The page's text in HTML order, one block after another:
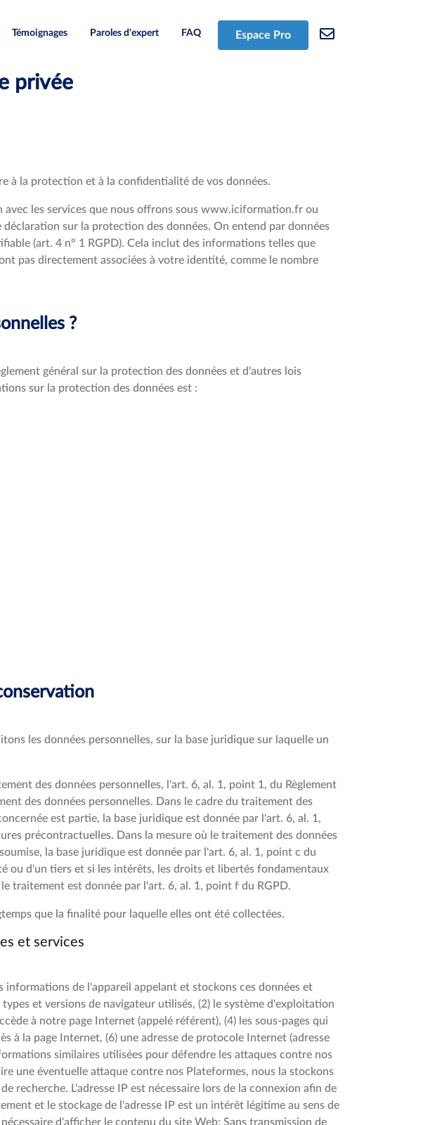
Témoignages Paroles d'expert FAQ Espace Pro
privée
à la protection et à la confidentialité de vos données.
les services que nous offrons sous www.iciformation.fr ou
sur la protection des données. On entend par données
(art. 4 n° 1 RGPD). Cela inclut des informations telles que
pas directement associées à votre identité, comme le nombre
?
général sur la protection des données et d'autres lois
sur la protection des données est :
les données personnelles, sur la base juridique sur laquelle un
des données personnelles, l'art. 6, al. 1, point 1, du Règlement
des données personnelles. Dans le cadre du traitement des
est partie, la base juridique est donnée par l'art. 6, al. 1,
précontractuelles. Dans la mesure où le traitement des données
la base juridique est donnée par l'art. 6, al. 1, point c du
ou d'un tiers et si les intérêts, les droits et libertés fondamentaux
traitement est donnée par l'art. 6, al. 1, point f du RGPD.
que la finalité pour laquelle elles ont été collectées.
et services
de l'appareil appelant et stockons ces données et
et versions de navigateur utilisés, (2) le système d'exploitation
à notre page Internet (appelé référent), (4) les sous-pages qui
à la page Internet, (6) une adresse de protocole Internet (adresse
similaires utilisées pour défendre les attaques contre nos
une éventuelle attaque contre nos Plateformes, nous la stockons
recherche. L'adresse IP est nécessaire lors de la connexion afin de
et le stockage de l'adresse IP est un intérêt légitime au sens de
d'afficher le contenu du site Web; Sans transmission de